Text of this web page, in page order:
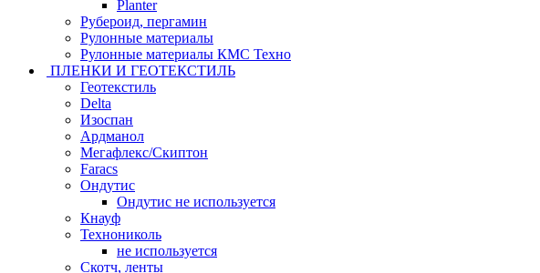
Planter
Рубероид, пергамин
Рулонные материалы
Рулонные материалы КМС Техно
ПЛЕНКИ И ГЕОТЕКСТИЛЬ
Геотекстиль
Delta
Изоспан
Ардманол
Мегафлекс/Скиптон
Faracs
Ондутис
Ондутис не используется
Кнауф
Технониколь
не используется
Скотч, ленты